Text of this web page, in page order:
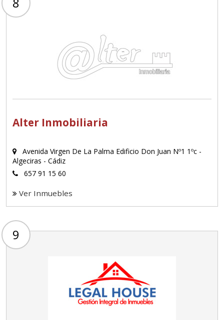
Alter Inmobiliaria
Avenida Virgen De La Palma Edificio Don Juan Nº1 1ºc -
Algeciras - Cádiz
657 91 15 60
Ver Inmuebles
9